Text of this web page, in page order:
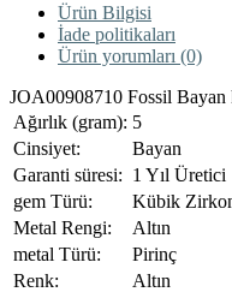
Ürün Bilgisi
İade politikaları
Ürün yorumları (0)
JOA00908710 Fossil
Ağırlık (gram): 5
Cinsiyet:
Bayan
Garanti süresi: 1 Yıl Üretici
gem Türü:
Kübik
Metal Rengi:
Altın
metal Türü:
Pirinç
Renk:
Altın